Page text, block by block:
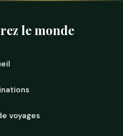
le monde
voyages